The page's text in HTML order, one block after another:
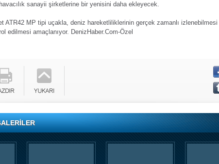
sanayii şirketlerine bir yenisini daha ekleyecek.
ATR42 MP tipi uçakla, deniz hareketliliklerinin gerçek zamanlı
edilmesi amaçlanıyor. DenizHaber.Com-Özel